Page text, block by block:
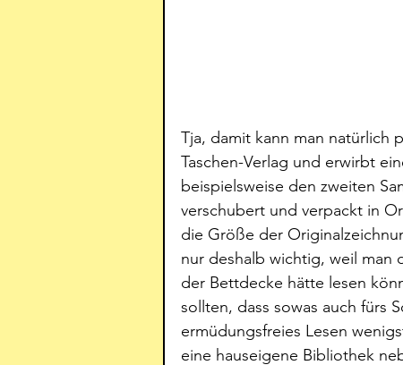
Tja, damit kann man natürlich
Taschen-Verlag und erwirbt
beispielsweise den zweiten
verschubert und verpackt in
die Größe der
nur deshalb wichtig, weil man
der Bettdecke hätte lesen
sollten, dass sowas auch fürs
ermüdungsfreies Lesen
eine hauseigene Bibliothek